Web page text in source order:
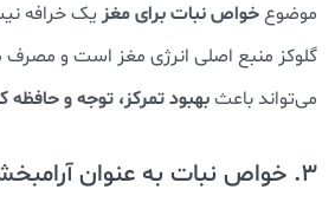
موضوعخواص نبات برای مغز یک خرافه
گلوکز منبع اصلی انرژی مغز است و مصرف
می‌تواند باعثبهبود تمرکز، توجه و حافظه
3. خواص نبات به عنوان آرامبخش طبیعی